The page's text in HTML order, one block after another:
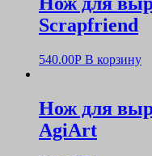
Scrapfriend
540.00Р В корзину
Нож для
AgiArt